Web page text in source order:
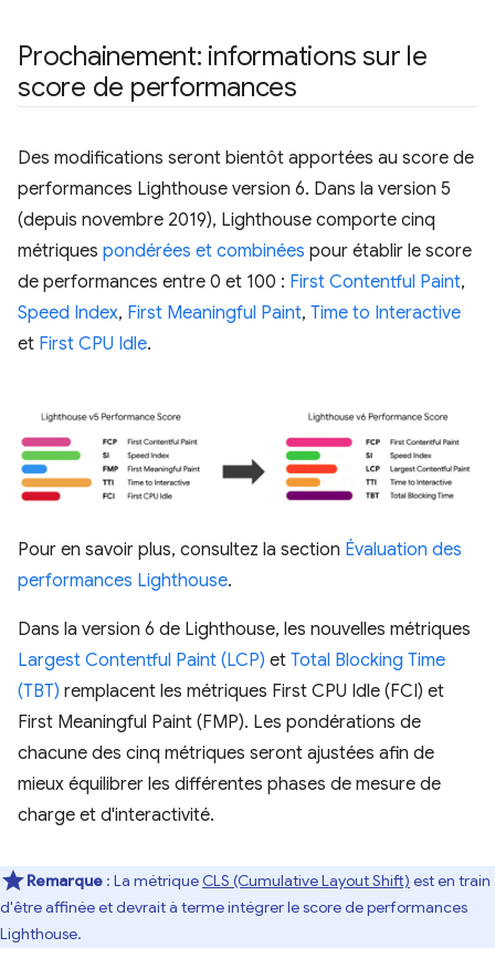
Prochainement: informations sur le
score de performances
Des modifications seront bientôt apportées au score de
performances Lighthouse version 6. Dans la version 5
(depuis novembre 2019), Lighthouse comporte cinq
métriques pondérées et combinées pour établir le score
de performances entre 0 et 100 : First Contentful Paint,
Speed Index, First Meaningful Paint, Time to Interactive
et First CPU Idle.
Pour en savoir plus, consultez la section Évaluation des
performances Lighthouse.
Dans la version 6 de Lighthouse, les nouvelles métriques
Largest Contentful Paint (LCP) et Total Blocking Time
(TBT) remplacent les métriques First CPU Idle (FCI) et
First Meaningful Paint (FMP). Les pondérations de
chacune des cinq métriques seront ajustées afin de
mieux équilibrer les différentes phases de mesure de
charge et d'interactivité.
Remarque : La métrique CLS (Cumulative Layout Shift) est en train
d'être affinée et devrait à terme intégrer le score de performances
Lighthouse.